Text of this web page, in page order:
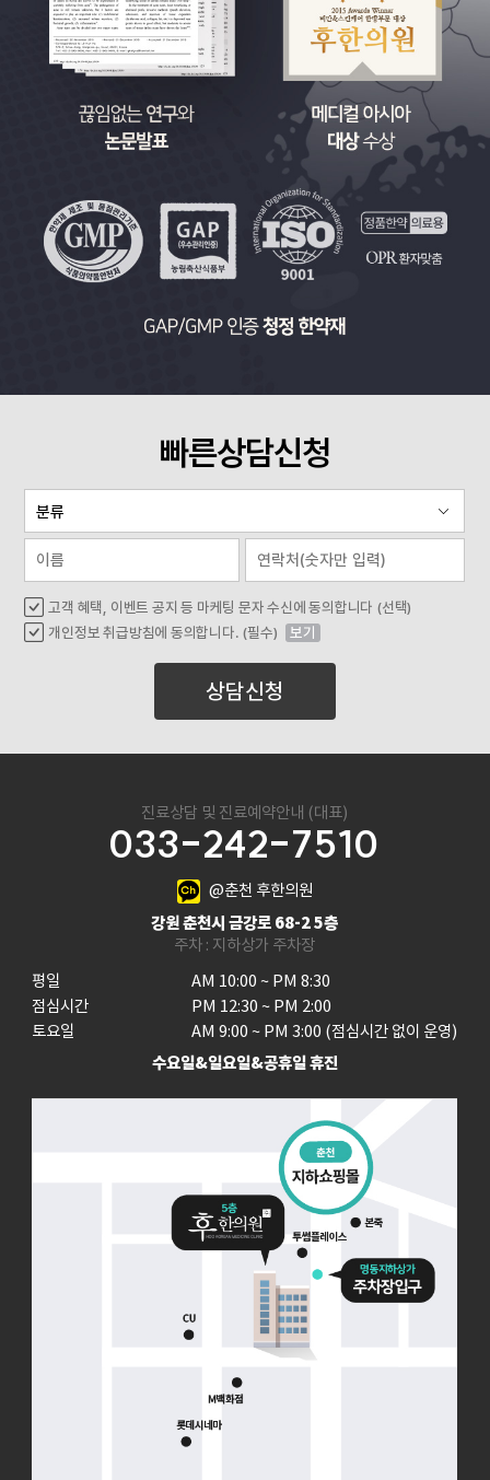
빠른상담신청
고객 혜택, 이벤트 공지 등 마케팅 문자 수신에 동의합니다 (선택)
개인정보 취급방침에 동의합니다. (필수)
보기
상담신청
진료상담 및 진료예약안내 (대표)
033-242-7510
@춘천 후한의원
강원 춘천시 금강로 68-2 5층
주차 : 지하상가 주차장
평일
점심시간
토요일
AM 10:00 ~ PM 8:30
PM 12:30 ~ PM 2:00
AM 9:00 ~ PM 3:00 (점심시간 없이 운영)
수요일&일요일&공휴일 휴진